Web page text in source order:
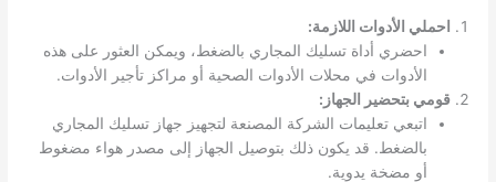
احملي الأدوات اللازمة:
احضري أداة تسليك المجاري بالضغط، ويمكن العثور على هذه
الأدوات في محلات الأدوات الصحية أو مراكز تأجير الأدوات.
قومي بتحضير الجهاز:
اتبعي تعليمات الشركة المصنعة لتجهيز جهاز تسليك المجاري
بالضغط. قد يكون ذلك بتوصيل الجهاز إلى مصدر هواء مضغوط
أو مضخة يدوية.